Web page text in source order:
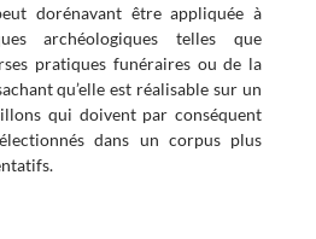
dorénavant être appliquée à
archéologiques telles que
pratiques funéraires ou de la
qu’elle est réalisable sur un
qui doivent par conséquent
dans un corpus plus